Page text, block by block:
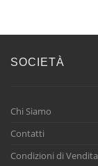
SOCIETÀ
Chi Siamo
Contatti
Condizioni di Vendita